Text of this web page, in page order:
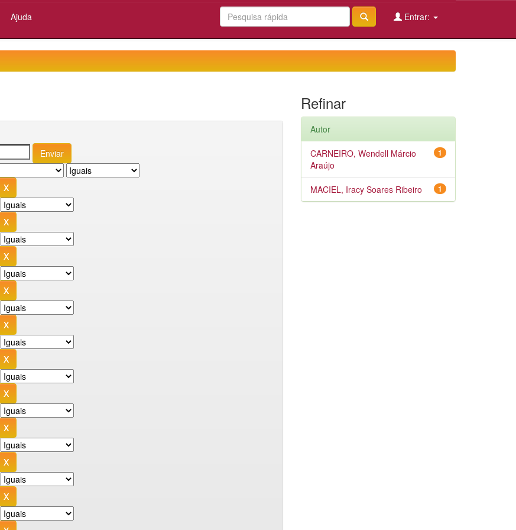
Ajuda Entrar:
Refinar
Autor
1
CARNEIRO, Wendell Márcio
Araújo
1
MACIEL, Iracy Soares Ribeiro